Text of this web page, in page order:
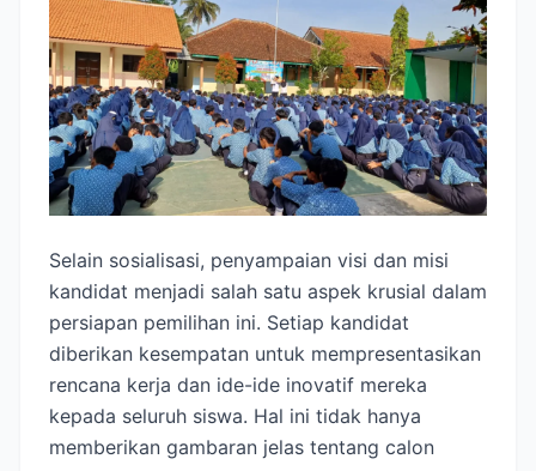
Selain sosialisasi, penyampaian visi dan misi
kandidat menjadi salah satu aspek krusial dalam
persiapan pemilihan ini. Setiap kandidat
diberikan kesempatan untuk mempresentasikan
rencana kerja dan ide-ide inovatif mereka
kepada seluruh siswa. Hal ini tidak hanya
memberikan gambaran jelas tentang calon